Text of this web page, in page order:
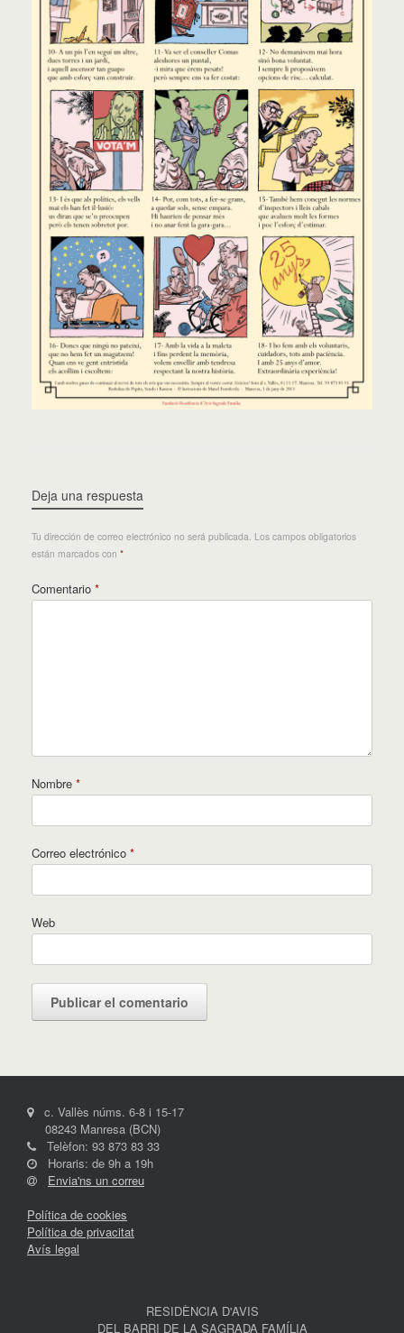
Deja una respuesta
Tu dirección de correo electrónico no será publicada. Los campos obligatorios
están marcados con *
Comentario *
Nombre *
Correo electrónico *
Web
c. Vallès núms. 6-8 i 15-17
08243 Manresa (BCN)
Telèfon: 93 873 83 33
Horaris: de 9h a 19h
Envia'ns un correu
Política de cookies
Política de privacitat
Avís legal
RESIDÈNCIA D'AVIS
DEL BARRI DE LA SAGRADA FAMÍLIA